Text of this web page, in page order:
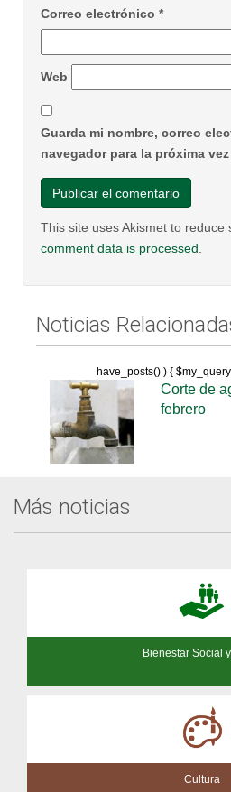
Correo electrónico *
Web
Guarda mi nombre, correo
navegador para la próxima
This site uses Akismet to reduce
comment data is processed
Noticias
have_posts() ) {
Corte de
febrero
Más noticias
Bienestar Social
Cultura